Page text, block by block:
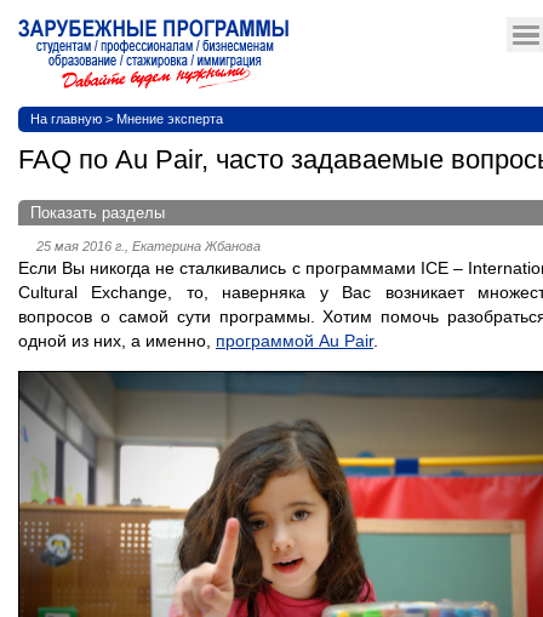
На главную > Мнение эксперта
FAQ по Au Pair, часто задаваемые
Показать разделы
25 мая 2016 г., Екатерина Жбанова
Если Вы никогда не сталкивались с программами ICE –
Cultural Exchange, то, наверняка у Вас возникает
вопросов о самой сути программы. Хотим помочь
одной из них, а именно, программой Au Pair.